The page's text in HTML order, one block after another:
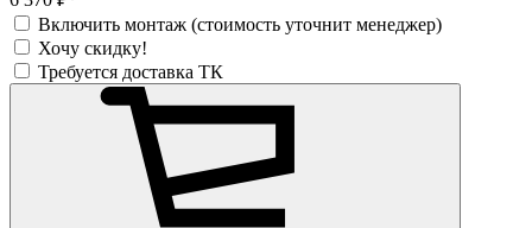
Включить монтаж (стоимость уточнит менеджер)
Хочу скидку!
Требуется доставка ТК